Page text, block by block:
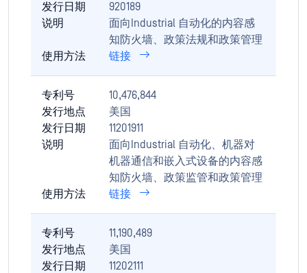
发行日期
920189
说明
面向Industrial 自动化的内容感
知防火墙、政策法规和政策管理
使用方法
链接
专利号
10,476,844
发行地点
美国
发行日期
11201911
说明
面向Industrial 自动化、机器对
机器通信和嵌入式设备的内容感
知防火墙、政策监管和政策管理
使用方法
链接
专利号
11,190,489
发行地点
美国
发行日期
11202111